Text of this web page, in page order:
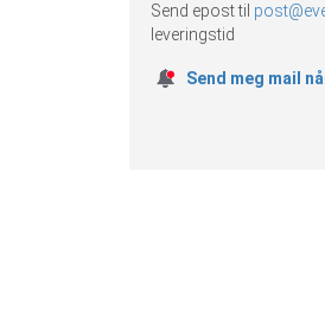
Send epost til
leveringstid
Send meg mail